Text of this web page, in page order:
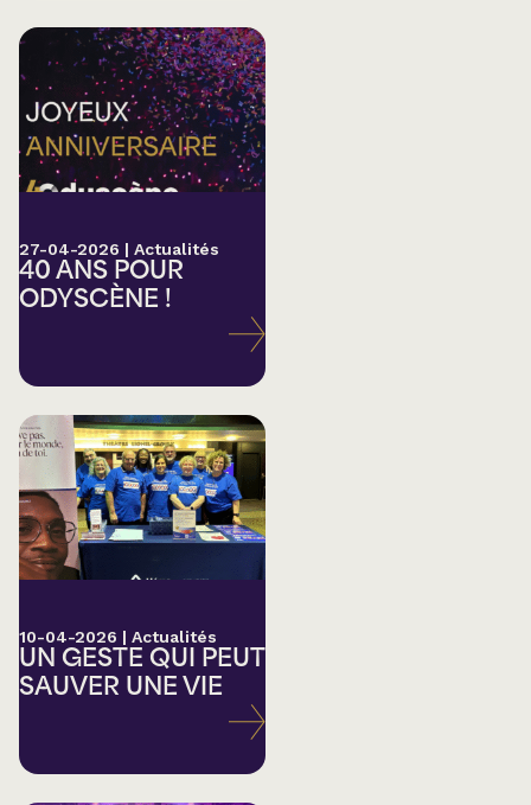
27-04-2026 | Actualités
40 ANS POUR
ODYSCÈNE !
10-04-2026 | Actualités
UN GESTE QUI PEUT
SAUVER UNE VIE